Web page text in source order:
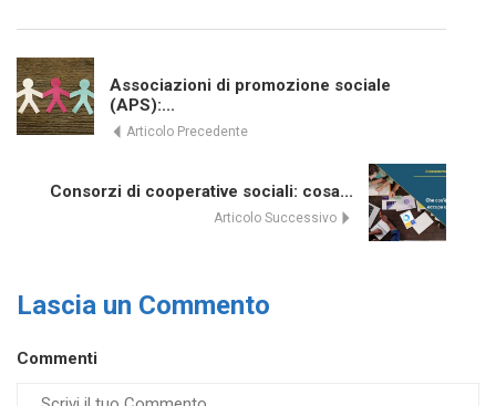
Associazioni di promozione sociale
(APS):...
Articolo Precedente
Consorzi di cooperative sociali: cosa...
Articolo Successivo
Lascia un Commento
Commenti